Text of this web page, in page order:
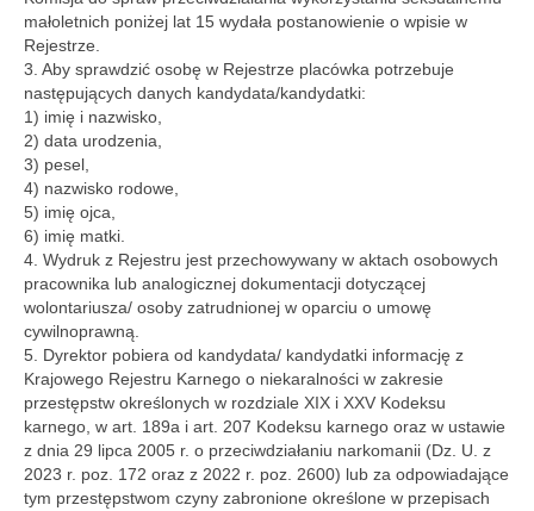
małoletnich poniżej lat 15 wydała postanowienie o wpisie w
Rejestrze.
3. Aby sprawdzić osobę w Rejestrze placówka potrzebuje
następujących danych kandydata/kandydatki:
1) imię i nazwisko,
2) data urodzenia,
3) pesel,
4) nazwisko rodowe,
5) imię ojca,
6) imię matki.
4. Wydruk z Rejestru jest przechowywany w aktach osobowych
pracownika lub analogicznej dokumentacji dotyczącej
wolontariusza/ osoby zatrudnionej w oparciu o umowę
cywilnoprawną.
5. Dyrektor pobiera od kandydata/ kandydatki informację z
Krajowego Rejestru Karnego o niekaralności w zakresie
przestępstw określonych w rozdziale XIX i XXV Kodeksu
karnego, w art. 189a i art. 207 Kodeksu karnego oraz w ustawie
z dnia 29 lipca 2005 r. o przeciwdziałaniu narkomanii (Dz. U. z
2023 r. poz. 172 oraz z 2022 r. poz. 2600) lub za odpowiadające
tym przestępstwom czyny zabronione określone w przepisach